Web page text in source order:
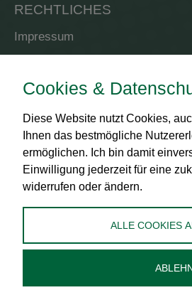
RECHTLICHES
Impressum
Datenschutz
Versand
Widerrufsbelehrung
Administration
Cookies bearbeiten
Cookies &
Diese Website nutzt Cookies,
Ihnen das bestmögliche
ermöglichen. Ich bin damit
Einwilligung jederzeit für eine
widerrufen oder ändern.
ALLE COOKIES